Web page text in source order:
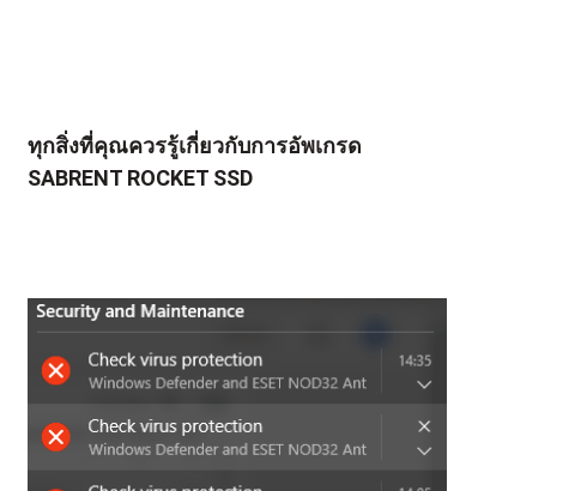
ทุกสิ่งที่คุณควรรู้เกี่ยวกับการอัพเกรด
SABRENT ROCKET SSD